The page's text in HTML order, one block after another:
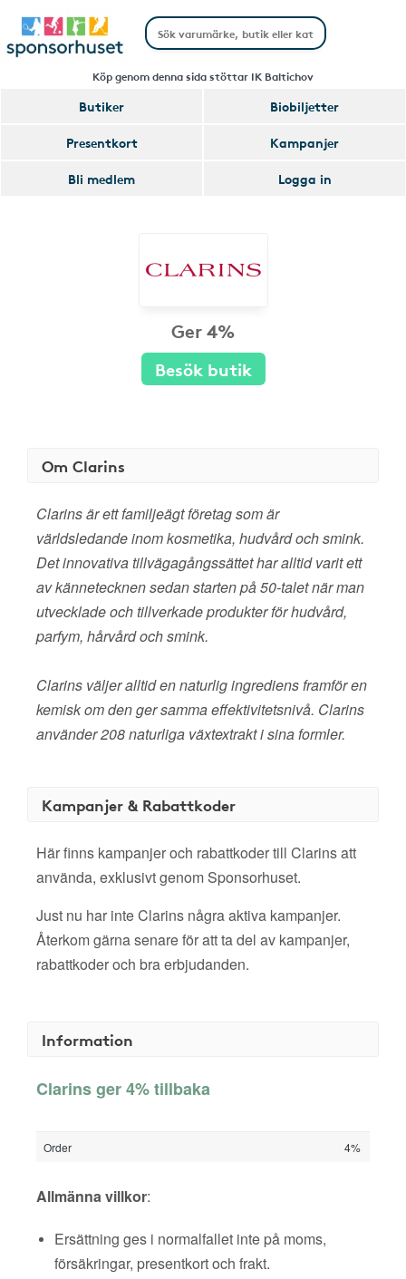
Köp genom denna sida stöttar IK Baltichov
Butiker
Biobiljetter
Presentkort
Kampanjer
Bli medlem
Logga in
Ger 4%
Besök butik
Om Clarins
Clarins är ett familjeägt företag som är
världsledande inom kosmetika, hudvård och smink.
Det innovativa tillvägagångssättet har alltid varit ett
av kännetecknen sedan starten på 50-talet när man
utvecklade och tillverkade produkter för hudvård,
parfym, hårvård och smink.
Clarins väljer alltid en naturlig ingrediens framför en
kemisk om den ger samma effektivitetsnivå. Clarins
använder 208 naturliga växtextrakt i sina formler.
Kampanjer & Rabattkoder
Här finns kampanjer och rabattkoder till Clarins att
använda, exklusivt genom Sponsorhuset.
Just nu har inte Clarins några aktiva kampanjer.
Återkom gärna senare för att ta del av kampanjer,
rabattkoder och bra erbjudanden.
Information
Clarins ger 4% tillbaka
Order 4%
Allmänna villkor:
Ersättning ges i normalfallet inte på moms,
försäkringar, presentkort och frakt.